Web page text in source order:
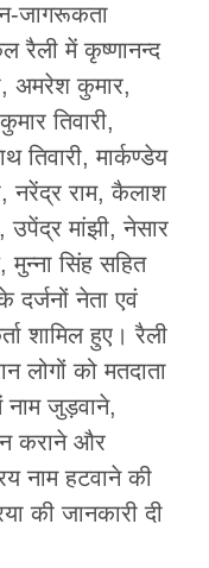
जागरूकता
रैली में कृष्णानन्द
अमरेश कुमार,
तिवारी,
तिवारी, मार्कण्डेय
नरेंद्र राम, कैलाश
उपेंद्र मांझी, नेसार
मुन्ना सिंह सहित
दर्जनों नेता एवं
शामिल हुए। रैली
लोगों को मतदाता
नाम जुड़वाने,
कराने और
नाम हटवाने की
की जानकारी दी